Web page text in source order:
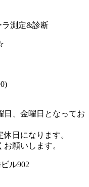
ラ測定&診断
、金曜日となってお
日になります。
願いします。
ル902